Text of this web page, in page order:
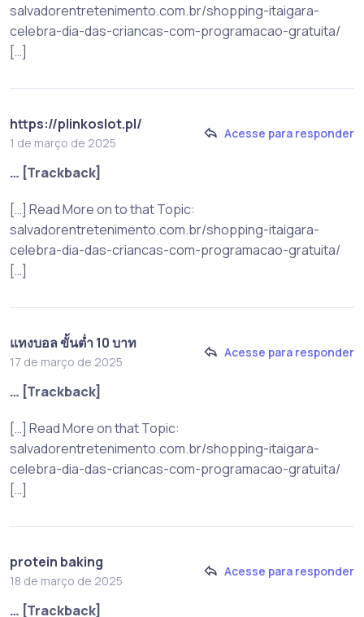
salvadorentretenimento.com.br/shopping-itaigara-
celebra-dia-das-criancas-com-programacao-gratuita/
[…]
https://plinkoslot.pl/
1 de março de 2025
Acesse para responder
… [Trackback]
[…] Read More on to that Topic:
salvadorentretenimento.com.br/shopping-itaigara-
celebra-dia-das-criancas-com-programacao-gratuita/
[…]
แทงบอล ขั้นต่ำ 10 บาท
17 de março de 2025
Acesse para responder
… [Trackback]
[…] Read More on that Topic:
salvadorentretenimento.com.br/shopping-itaigara-
celebra-dia-das-criancas-com-programacao-gratuita/
[…]
protein baking
18 de março de 2025
Acesse para responder
… [Trackback]